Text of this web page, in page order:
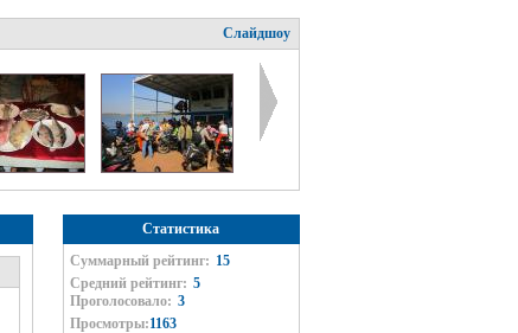
Слайдшоу
Статистика
Суммарный рейтинг: 15
Средний рейтинг: 5
Проголосовало: 3
Просмотры:1163